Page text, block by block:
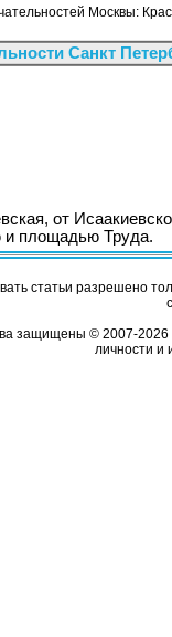
Москвы:
Санкт
от
и площадью Труда.
статьи разрешено
защищены © 2007-2026
личности и